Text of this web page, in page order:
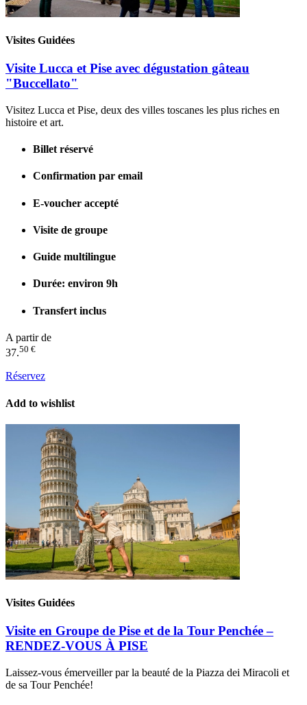
Visites Guidées
Visite Lucca et Pise avec dégustation gâteau
"Buccellato"
Visitez Lucca et Pise, deux des villes toscanes les plus riches en
histoire et art.
Billet réservé
Confirmation par email
E-voucher accepté
Visite de groupe
Guide multilingue
Durée: environ 9h
Transfert inclus
A partir de
37.50 €
Réservez
Add to wishlist
Visites Guidées
Visite en Groupe de Pise et de la Tour Penchée –
RENDEZ-VOUS À PISE
Laissez-vous émerveiller par la beauté de la Piazza dei Miracoli et
de sa Tour Penchée!